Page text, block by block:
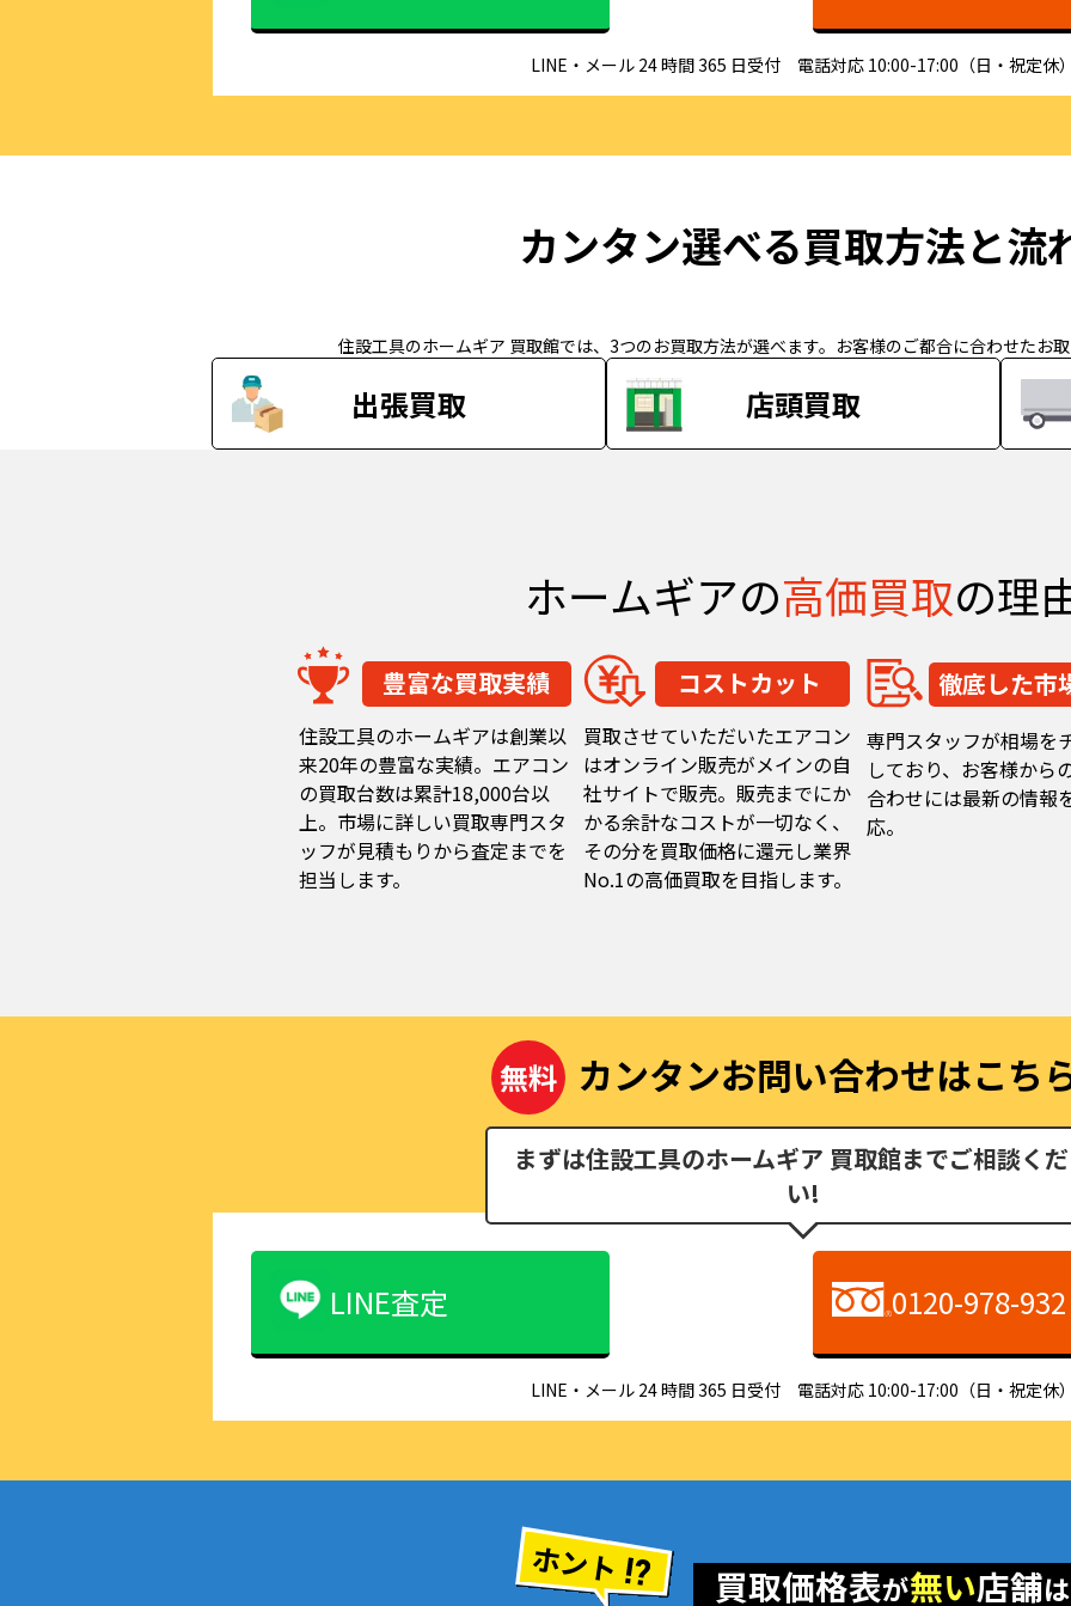
LINE・メール 24 時間 365 日受付 電話対応 10:00-17:00（日・祝定休
カンタン選べる買取方法と流
住設工具のホームギア 買取館では、3つのお買取方法が選べます。お客様のご都合に合わせたお
出張買取 店頭買取
ホームギアの高価買取の理
住設工具のホームギアは創業以
来20年の豊富な実績。エアコン
の買取台数は累計18,000台以
上。市場に詳しい買取専門スタ
ッフが見積もりから査定までを
担当します。
豊富な買取実績
買取させていただいたエアコン
はオンライン販売がメインの自
社サイトで販売。販売までにか
かる余計なコストが一切なく、
その分を買取価格に還元し業界
No.1の高価買取を目指します。
コストカット 徹底した市
専門スタッフが相場を
しており、お客様から
合わせには最新の情報
応。
無料 カンタンお問い合わせはこち
まずは住設工具のホームギア 買取館までご相談く
い!
LINE査定 0120-978-932
LINE・メール 24 時間 365 日受付 電話対応 10:00-17:00（日・祝定休
ホント 買取価格表が無い店舗は